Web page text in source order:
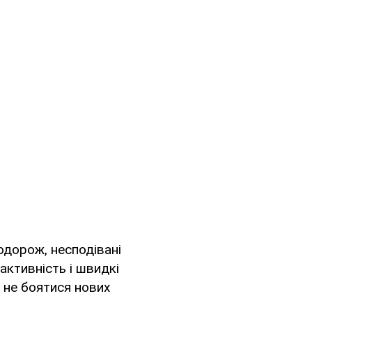
несподівані
і швидкі
боятися нових